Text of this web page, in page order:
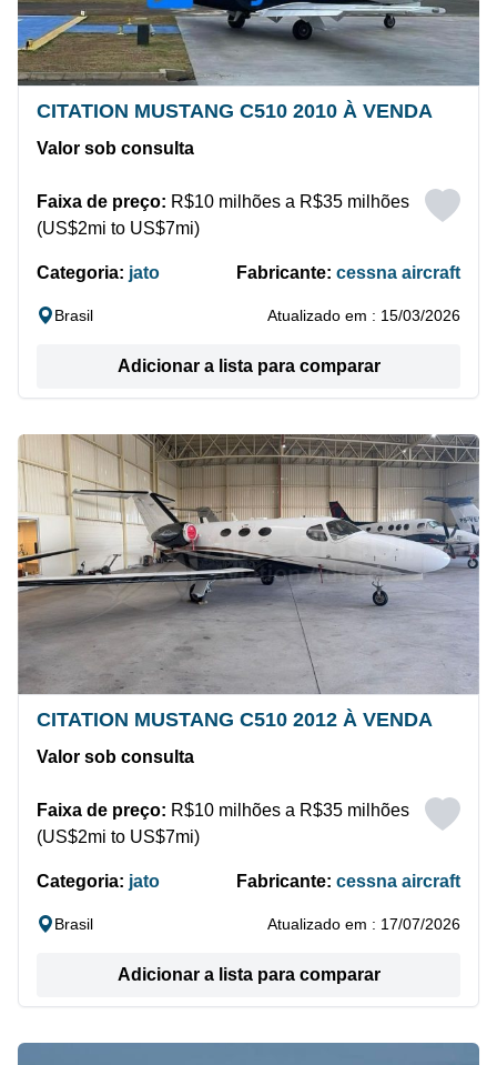
CITATION MUSTANG C510 2010 À VENDA
Valor sob consulta
Faixa de preço: R$10 milhões a R$35 milhões
(US$2mi to US$7mi)
Categoria: jato Fabricante: cessna aircraft
Brasil Atualizado em : 15/03/2026
Adicionar a lista para comparar
CITATION MUSTANG C510 2012 À VENDA
Valor sob consulta
Faixa de preço: R$10 milhões a R$35 milhões
(US$2mi to US$7mi)
Categoria: jato Fabricante: cessna aircraft
Brasil Atualizado em : 17/07/2026
Adicionar a lista para comparar